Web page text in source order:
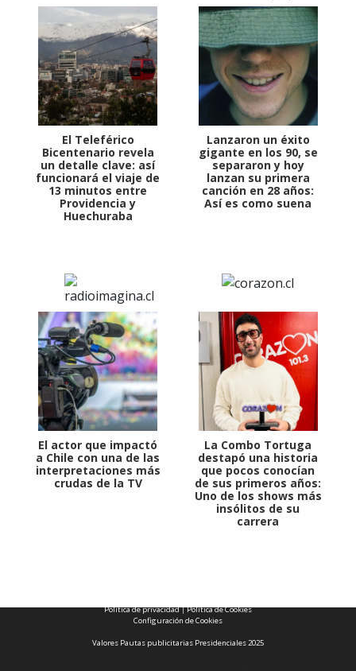
El Teleférico
Bicentenario revela
un detalle clave: así
funcionará el viaje de
13 minutos entre
Providencia y
Huechuraba
Lanzaron un éxito
gigante en los 90, se
separaron y hoy
lanzan su primera
canción en 28 años:
Así es como suena
El actor que impactó
a Chile con una de las
interpretaciones más
crudas de la TV
La Combo Tortuga
destapó una historia
que pocos conocían
de sus primeros años:
Uno de los shows más
insólitos de su
carrera
Política de privacidad|Política de Cookies
Configuración de Cookies
Valores Pautas publicitarias Presidenciales 2025